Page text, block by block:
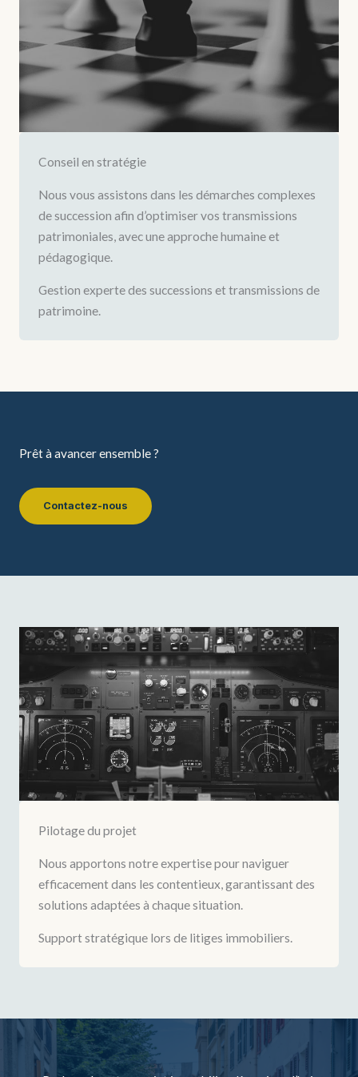
Conseil en stratégie
Nous vous assistons dans les démarches complexes
de succession afin d’optimiser vos transmissions
patrimoniales, avec une approche humaine et
pédagogique.
Gestion experte des successions et transmissions de
patrimoine.
Prêt à avancer ensemble ?
Contactez-nous
Pilotage du projet
Nous apportons notre expertise pour naviguer
efficacement dans les contentieux, garantissant des
solutions adaptées à chaque situation.
Support stratégique lors de litiges immobiliers.